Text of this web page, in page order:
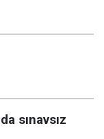
sınavsız